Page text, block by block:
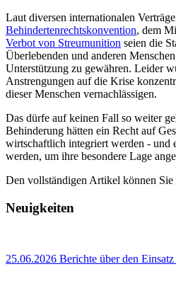
Laut diversen internationalen
Behindertenrechtskonvention, dem
Verbot von Streumunition seien die
Überlebenden und anderen
Unterstützung zu gewähren. Leider
Anstrengungen auf die Krise
dieser Menschen vernachlässigen.
Das dürfe auf keinen Fall so weiter
Behinderung hätten ein Recht auf
wirtschaftlich integriert werden - und
werden, um ihre besondere Lage
Den vollständigen Artikel können Sie
Neuigkeiten
25.06.2026 Berichte über den